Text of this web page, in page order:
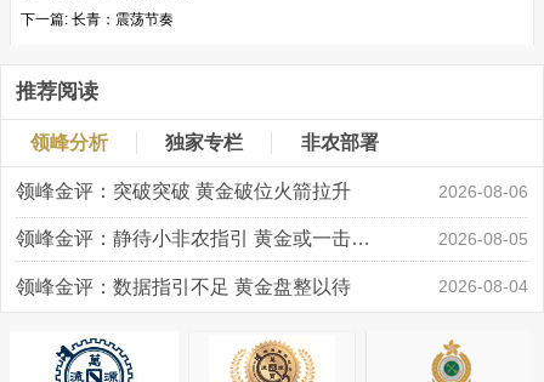
下一篇: 长青：震荡节奏
推荐阅读
领峰分析 独家专栏 非农部署
领峰金评：突破突破 黄金破位火箭拉升 2026-08-06
领峰金评：静待小非农指引 黄金或一击破局 2026-08-05
领峰金评：数据指引不足 黄金盘整以待 2026-08-04